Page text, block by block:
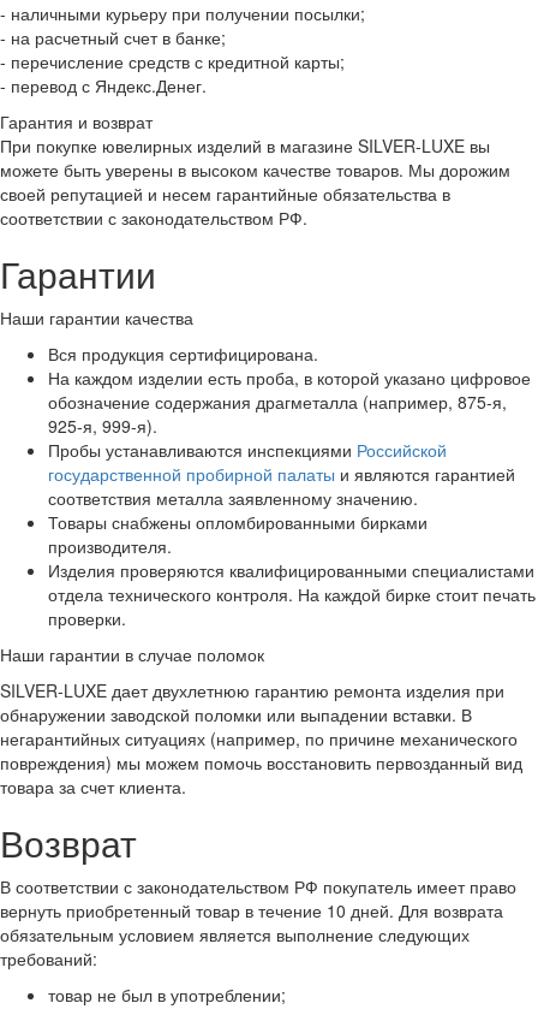
- наличными курьеру при получении посылки;
- на расчетный счет в банке;
- перечисление средств с кредитной карты;
- перевод с Яндекс.Денег.
Гарантия и возврат
При покупке ювелирных изделий в магазине SILVER-LUXE вы
можете быть уверены в высоком качестве товаров. Мы дорожим
своей репутацией и несем гарантийные обязательства в
соответствии с законодательством РФ.
Гарантии
Наши гарантии качества
Вся продукция сертифицирована.
На каждом изделии есть проба, в которой указано цифровое
обозначение содержания драгметалла (например, 875-я,
925-я, 999-я).
Пробы устанавливаются инспекциями Российской
государственной пробирной палаты и являются гарантией
соответствия металла заявленному значению.
Товары снабжены опломбированными бирками
производителя.
Изделия проверяются квалифицированными специалистами
отдела технического контроля. На каждой бирке стоит печать
проверки.
Наши гарантии в случае поломок
SILVER-LUXE дает двухлетнюю гарантию ремонта изделия при
обнаружении заводской поломки или выпадении вставки. В
негарантийных ситуациях (например, по причине механического
повреждения) мы можем помочь восстановить первозданный вид
товара за счет клиента.
Возврат
В соответствии с законодательством РФ покупатель имеет право
вернуть приобретенный товар в течение 10 дней. Для возврата
обязательным условием является выполнение следующих
требований:
товар не был в употреблении;